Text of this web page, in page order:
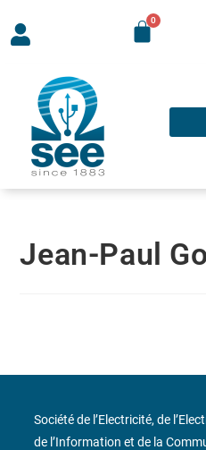
Jean-Paul
Société de l’Electricité, de
de l’Information et de la